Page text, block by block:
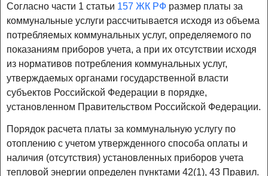
Согласно части 1 статьи 157 ЖК РФ размер платы за
коммунальные услуги рассчитывается исходя из объема
потребляемых коммунальных услуг, определяемого по
показаниям приборов учета, а при их отсутствии исходя
из нормативов потребления коммунальных услуг,
утверждаемых органами государственной власти
субъектов Российской Федерации в порядке,
установленном Правительством Российской Федерации.
Порядок расчета платы за коммунальную услугу по
отоплению с учетом утвержденного способа оплаты и
наличия (отсутствия) установленных приборов учета
тепловой энергии определен пунктами 42(1), 43 Правил.